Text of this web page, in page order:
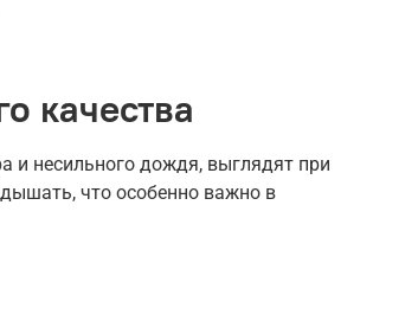
качества
и несильного дождя, выглядят при
что особенно важно в